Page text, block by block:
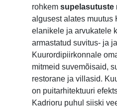
rohkem supelasutuste
algusest alates muutus
elanikele ja arvukatele
armastatud suvitus- ja
Kuurordipiirkonnale
mitmeid suvemõisaid,
restorane ja villasid.
on puitarhitektuuri
Kadrioru puhul siiski